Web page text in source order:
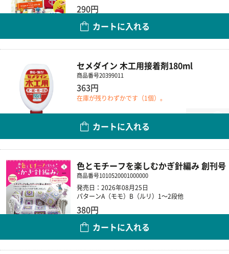
290円
カートに入れる
セメダイン 木工用接着剤180ml
商品番号20399011
363円
在庫が残りわずかです（1個）。
カートに入れる
色とモチーフを楽しむかぎ針編み 創刊号
商品番号1010520001000000
発売日：2026年08月25日
パターンA（モモ）B（ルリ）1～2段他
380円
カートに入れる